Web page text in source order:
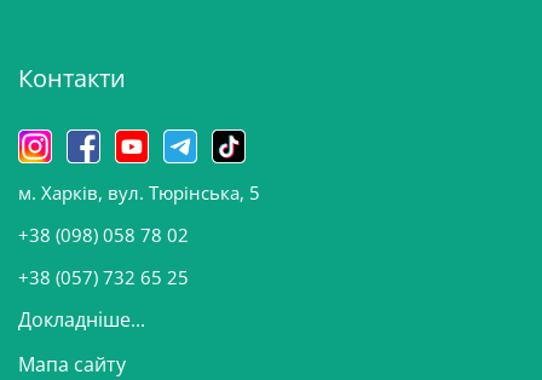
в
н
о
в
и
Контакти
м. Харків, вул. Тюрінська, 5
+38 (098) 058 78 02
+38 (057) 732 65 25
Докладніше...
Мапа сайту